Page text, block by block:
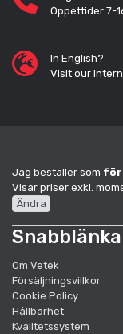
Öppettider 7-
In English?
Visit our
Jag beställer som
Visar priser exkl.
Ändra
Om Vetek
Försäljningsvillkor
Cookie Policy
Hållbarhet
Kvalitetssystem